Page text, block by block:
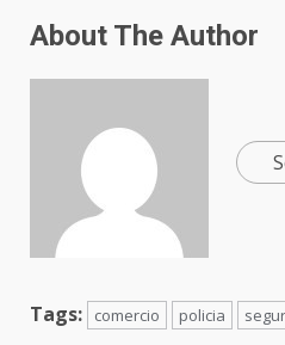
About The Author
Tags: comercio policia